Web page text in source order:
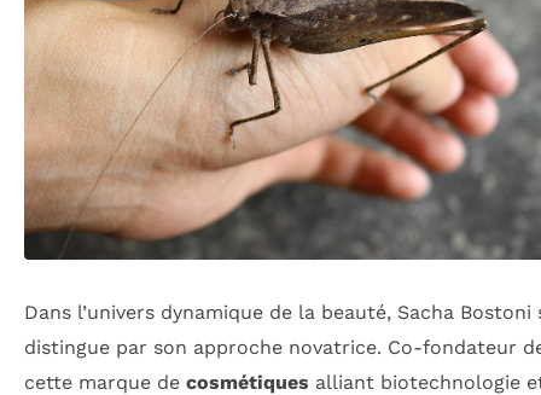
Dans l’univers dynamique de la beauté, Sacha Bostoni
distingue par son approche novatrice. Co-fondateur
cette marque de cosmétiques alliant biotechnologie